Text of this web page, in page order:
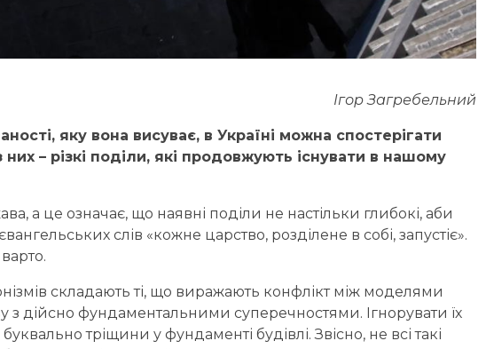
Ігор Загребельний
яку вона висуває, в Україні можна спостерігати
– різкі поділи, які продовжують існувати в нашому
а це означає, що наявні поділи не настільки глибокі, аби
слів «кожне царство, розділене в собі, запустіє».
складають ті, що виражають конфлікт між моделями
з дійсно фундаментальними суперечностями. Ігнорувати їх
тріщини у фундаменті будівлі. Звісно, не всі такі